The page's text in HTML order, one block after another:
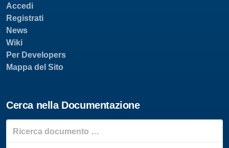
Accedi
Registrati
News
Wiki
Per Developers
Mappa del Sito
Cerca nella Documentazione